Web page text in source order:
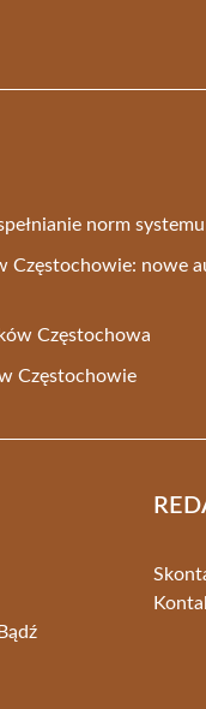
norm
Częstochowie: nowe
Częstochowa
Częstochowie